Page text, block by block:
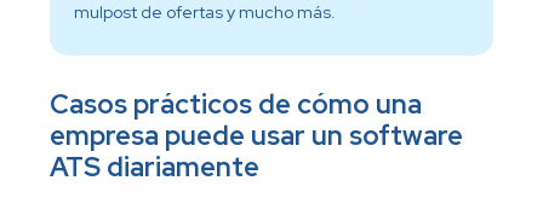
mulpost de ofertas y mucho más.
Casos prácticos de cómo una
empresa puede usar un software
ATS diariamente